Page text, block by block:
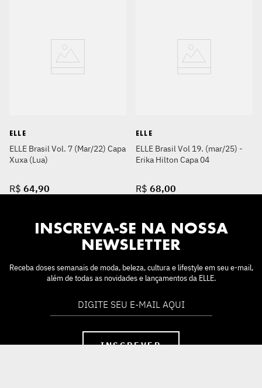
ELLE
ELLE Brasil Vol. 7 (Mar/22) Capa
Xuxa (Lua)
R$ 64,90
ELLE
ELLE Brasil Vol 19. (mar/25) -
Erika Hilton Capa 04
R$ 68,00
INSCREVA-SE NA NOSSA
NEWSLETTER
Receba doses semanais de moda, beleza, cultura e lifestyle em seu e-mail,
além de todas as novidades e lançamentos da ELLE.
INSCREVER